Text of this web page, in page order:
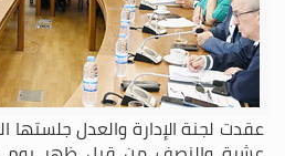
عقدت لجنة الإدارة والعدل جلستها